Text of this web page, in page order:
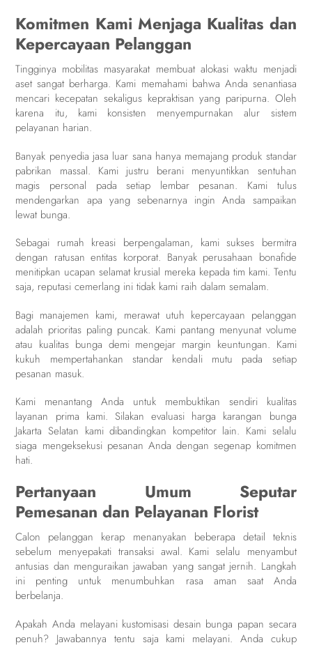
Komitmen Kami Menjaga Kualitas dan
Kepercayaan Pelanggan
Tingginya mobilitas masyarakat membuat alokasi waktu menjadi
aset sangat berharga. Kami memahami bahwa Anda senantiasa
mencari kecepatan sekaligus kepraktisan yang paripurna. Oleh
karena itu, kami konsisten menyempurnakan alur sistem
pelayanan harian.
Banyak penyedia jasa luar sana hanya memajang produk standar
pabrikan massal. Kami justru berani menyuntikkan sentuhan
magis personal pada setiap lembar pesanan. Kami tulus
mendengarkan apa yang sebenarnya ingin Anda sampaikan
lewat bunga.
Sebagai rumah kreasi berpengalaman, kami sukses bermitra
dengan ratusan entitas korporat. Banyak perusahaan bonafide
menitipkan ucapan selamat krusial mereka kepada tim kami. Tentu
saja, reputasi cemerlang ini tidak kami raih dalam semalam.
Bagi manajemen kami, merawat utuh kepercayaan pelanggan
adalah prioritas paling puncak. Kami pantang menyunat volume
atau kualitas bunga demi mengejar margin keuntungan. Kami
kukuh mempertahankan standar kendali mutu pada setiap
pesanan masuk.
Kami menantang Anda untuk membuktikan sendiri kualitas
layanan prima kami. Silakan evaluasi harga karangan bunga
Jakarta Selatan kami dibandingkan kompetitor lain. Kami selalu
siaga mengeksekusi pesanan Anda dengan segenap komitmen
hati.
Pertanyaan Umum Seputar
Pemesanan dan Pelayanan Florist
Calon pelanggan kerap menanyakan beberapa detail teknis
sebelum menyepakati transaksi awal. Kami selalu menyambut
antusias dan menguraikan jawaban yang sangat jernih. Langkah
ini penting untuk menumbuhkan rasa aman saat Anda
berbelanja.
Apakah Anda melayani kustomisasi desain bunga papan secara
penuh? Jawabannya tentu saja kami melayani. Anda cukup